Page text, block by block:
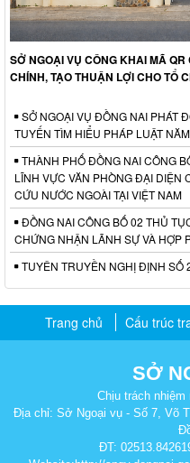
SỞ NGOẠI VỤ CÔNG KHAI MÃ
CHÍNH, TẠO THUẬN LỢI CHO TỔ
SỞ NGOẠI VỤ ĐỒNG NAI PHÁT
TUYẾN TÌM HIỂU PHÁP LUẬT
THÀNH PHỐ ĐỒNG NAI CÔNG
LĨNH VỰC VĂN PHÒNG ĐẠI DIỆN
CỨU NƯỚC NGOÀI TẠI VIỆT NAM
ĐỒNG NAI CÔNG BỐ 02 THỦ
CHỨNG NHẬN LÃNH SỰ VÀ HỢP
TUYÊN TRUYỀN NGHỊ ĐỊNH
Trang chủ Cấu trúc
SỞ
Chịu trách
Địa chỉ: Sở Ngoại vụ - Số 7, Võ
ĐT: